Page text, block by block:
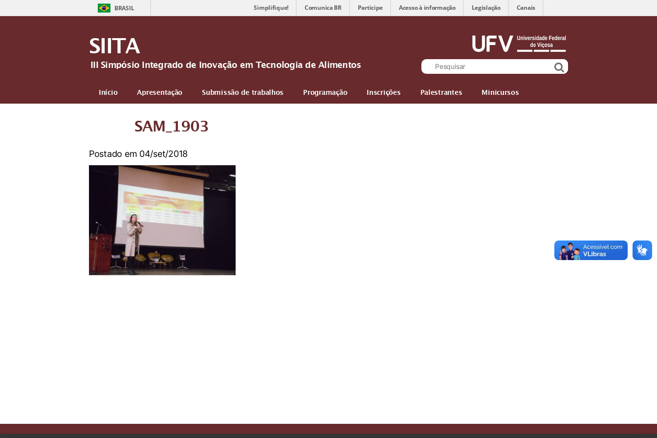
BRASIL Simplifique! Comunica BR Participe Acesso à informação Legislação Canais
SIITA
III Simpósio Integrado de Inovação em Tecnologia de Alimentos
Início Apresentação Submissão de trabalhos Programação Inscrições Palestrantes
Minicursos
SAM_1903
Postado em 04/set/2018